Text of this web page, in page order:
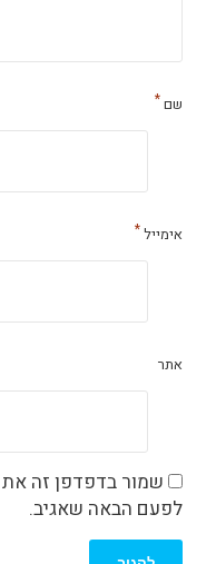
שם*
אימייל*
אתר
שמור בדפדפן זה
לפעם הבאה שאגיב.